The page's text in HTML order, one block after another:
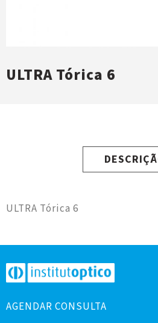
ULTRA Tórica 6
ULTRA Tórica 6
AGENDAR CONSULTA